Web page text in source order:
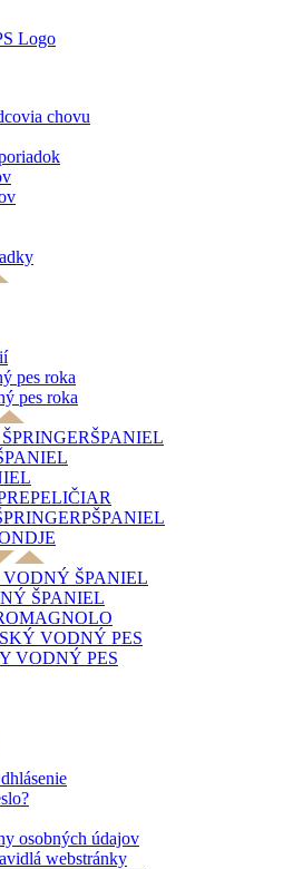
chovu
pes roka
pes roka
ŠPANIEL
ŠPANIEL
VODNÝ PES
VODNÝ PES
osobných údajov
webstránky